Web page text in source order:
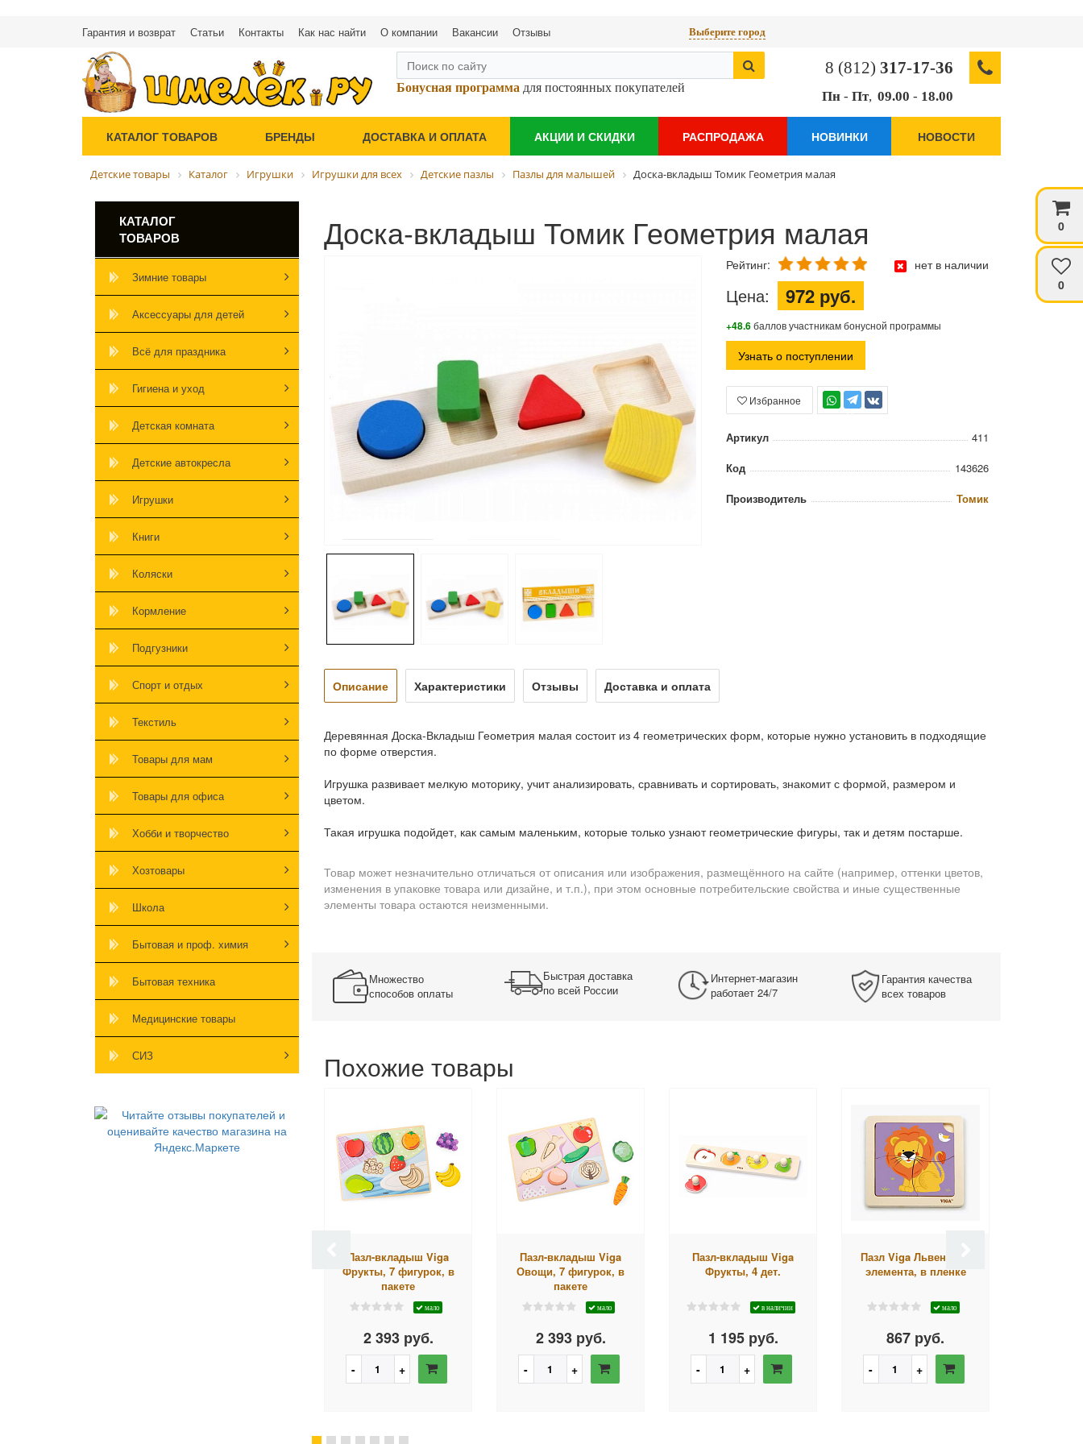
Гарантия и возврат Статьи Контакты Как нас найти О компании Вакансии Отзывы
0
0
Выберите город
Бонусная программа для постоянных покупателей
8 (812) 317-17-36
Пн - Пт, 09.00 - 18.00
КАТАЛОГ ТОВАРОВ БРЕНДЫ ДОСТАВКА И ОПЛАТА АКЦИИ И СКИДКИ РАСПРОДАЖА НОВИНКИ НОВОСТИ
Детские товары Каталог Игрушки Игрушки для всех Детские пазлы Пазлы для малышей Доска-вкладыш Томик Геометрия малая
КАТАЛОГ
ТОВАРОВ
Зимние товары
Аксессуары для детей
Всё для праздника
Гигиена и уход
Детская комната
Детские автокресла
Игрушки
Книги
Коляски
Кормление
Подгузники
Спорт и отдых
Текстиль
Товары для мам
Товары для офиса
Хобби и творчество
Хозтовары
Школа
Бытовая и проф. химия
Бытовая техника
Медицинские товары
СИЗ
Доска-вкладыш Томик Геометрия малая
Рейтинг: нет в наличии
Цена: 972 руб.
+48.6баллов участникам бонусной программы
Узнать о поступлении
TG
Избранное
Артикул
411
Код
143626
Производитель
Томик
Описание Характеристики Отзывы Доставка и оплата
Деревянная Доска-Вкладыш Геометрия малая состоит из 4 геометрических форм, которые нужно установить в подходящие
по форме отверстия.
Игрушка развивает мелкую моторику, учит анализировать, сравнивать и сортировать, знакомит с формой, размером и
цветом.
Такая игрушка подойдет, как самым маленьким, которые только узнают геометрические фигуры, так и детям постарше.
Товар может незначительно отличаться от описания или изображения, размещённого на сайте (например, оттенки цветов,
изменения в упаковке товара или дизайне, и т.п.), при этом основные потребительские свойства и иные существенные
элементы товара остаются неизменными.
Множество
способов оплаты
Быстрая доставка
по всей России
Интернет-магазин
работает 24/7
Гарантия качества
всех товаров
Похожие товары
Пазл-вкладыш Viga
Фрукты, 7 фигурок, в
пакете
мало
2 393 руб.
Пазл-вкладыш Viga
Овощи, 7 фигурок, в
пакете
мало
2 393 руб.
Пазл-вкладыш Viga
Фрукты, 4 дет.
в наличии
1 195 руб.
Пазл Viga Львенок, 4
элемента, в пленке
мало
867 руб.